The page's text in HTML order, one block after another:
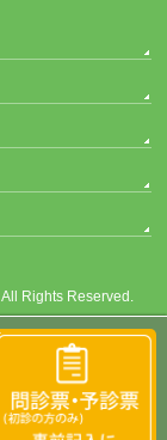
All Rights Reserved.